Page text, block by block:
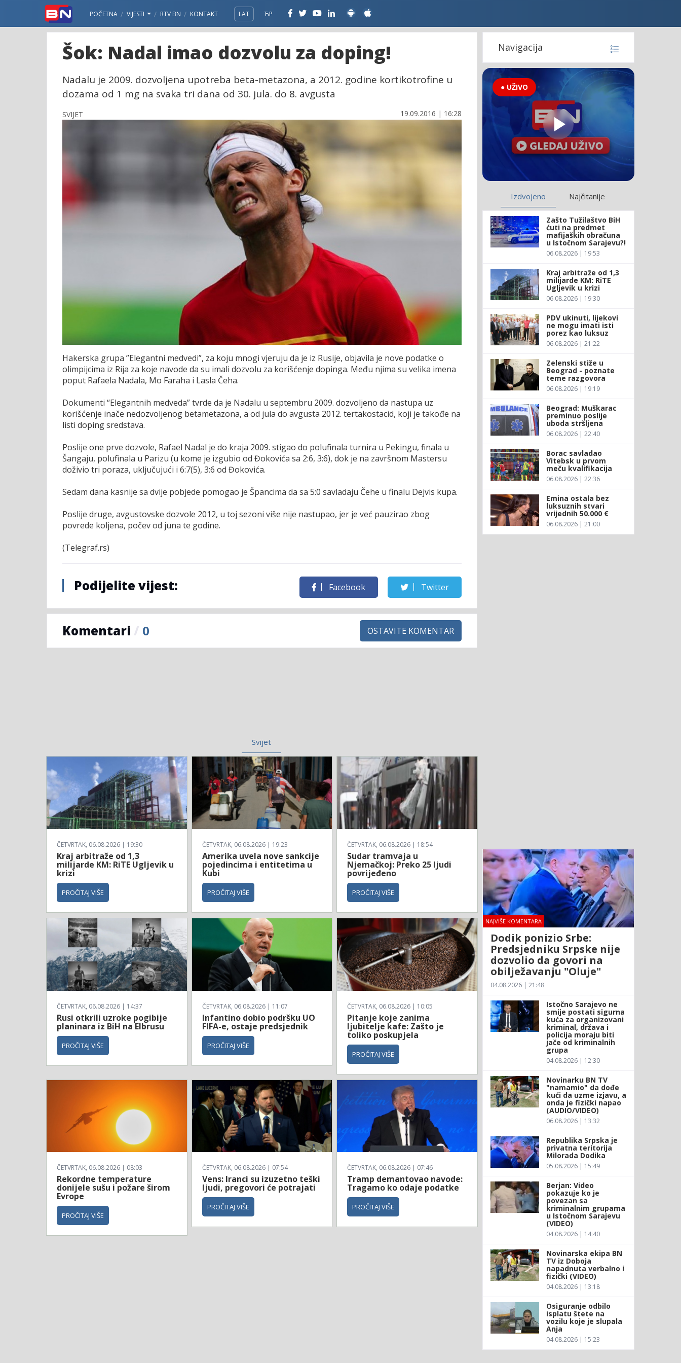
POČETNA VIJESTI RTV BN KONTAKT LAT ЋР
Šok: Nadal imao dozvolu za doping!
Nadalu je 2009. dozvoljena upotreba beta-metazona, a 2012. godine kortikotrofine u
dozama od 1 mg na svaka tri dana od 30. jula. do 8. avgusta
SVIJET 19.09.2016 | 16:28
Hakerska grupa ”Elegantni medvedi”, za koju mnogi vjeruju da je iz Rusije, objavila je nove podatke o
olimpijcima iz Rija za koje navode da su imali dozvolu za korišćenje dopinga. Među njima su velika imena
poput Rafaela Nadala, Mo Faraha i Lasla Čeha.
Dokumenti “Elegantnih medveda” tvrde da je Nadalu u septembru 2009. dozvoljeno da nastupa uz
korišćenje inače nedozvoljenog betametazona, a od jula do avgusta 2012. tertakostacid, koji je takođe na
listi doping sredstava.
Poslije one prve dozvole, Rafael Nadal je do kraja 2009. stigao do polufinala turnira u Pekingu, finala u
Šangaju, polufinala u Parizu (u kome je izgubio od Đokovića sa 2:6, 3:6), dok je na završnom Mastersu
doživio tri poraza, uključujući i 6:7(5), 3:6 od Đokovića.
Sedam dana kasnije sa dvije pobjede pomogao je Špancima da sa 5:0 savladaju Čehe u finalu Dejvis kupa.
Poslije druge, avgustovske dozvole 2012, u toj sezoni više nije nastupao, jer je već pauzirao zbog
povrede koljena, počev od juna te godine.
(Telegraf.rs)
Podijelite vijest: Facebook Twitter
Komentari / 0 OSTAVITE KOMENTAR
Svijet
ČETVRTAK, 06.08.2026 | 19:30
Kraj arbitraže od 1,3
milijarde KM: RiTE Ugljevik u
krizi
PROČITAJ VIŠE
ČETVRTAK, 06.08.2026 | 19:23
Amerika uvela nove sankcije
pojedincima i entitetima u
Kubi
PROČITAJ VIŠE
ČETVRTAK, 06.08.2026 | 18:54
Sudar tramvaja u
Njemačkoj: Preko 25 ljudi
povrijeđeno
PROČITAJ VIŠE
ČETVRTAK, 06.08.2026 | 14:37
Rusi otkrili uzroke pogibije
planinara iz BiH na Elbrusu
PROČITAJ VIŠE
ČETVRTAK, 06.08.2026 | 11:07
Infantino dobio podršku UO
FIFA-e, ostaje predsjednik
PROČITAJ VIŠE
ČETVRTAK, 06.08.2026 | 10:05
Pitanje koje zanima
ljubitelje kafe: Zašto je
toliko poskupjela
PROČITAJ VIŠE
ČETVRTAK, 06.08.2026 | 08:03
Rekordne temperature
donijele sušu i požare širom
Evrope
PROČITAJ VIŠE
ČETVRTAK, 06.08.2026 | 07:54
Vens: Iranci su izuzetno teški
ljudi, pregovori će potrajati
PROČITAJ VIŠE
ČETVRTAK, 06.08.2026 | 07:46
Tramp demantovao navode:
Tragamo ko odaje podatke
PROČITAJ VIŠE
Navigacija
● UŽIVO
Izdvojeno Najčitanije
Zašto Tužilaštvo BiH
ćuti na predmet
mafijaških obračuna
u Istočnom Sarajevu?!
06.08.2026 | 19:53
Kraj arbitraže od 1,3
milijarde KM: RiTE
Ugljevik u krizi
06.08.2026 | 19:30
PDV ukinuti, lijekovi
ne mogu imati isti
porez kao luksuz
06.08.2026 | 21:22
Zelenski stiže u
Beograd - poznate
teme razgovora
06.08.2026 | 19:19
Beograd: Muškarac
preminuo poslije
uboda stršljena
06.08.2026 | 22:40
Borac savladao
Vitebsk u prvom
meču kvalifikacija
06.08.2026 | 22:36
Emina ostala bez
luksuznih stvari
vrijednih 50.000 €
06.08.2026 | 21:00
NAJVIŠE KOMENTARA
Dodik ponizio Srbe:
Predsjedniku Srpske nije
dozvolio da govori na
obilježavanju "Oluje"
04.08.2026 | 21:48
Istočno Sarajevo ne
smije postati sigurna
kuća za organizovani
kriminal, država i
policija moraju biti
jače od kriminalnih
grupa
04.08.2026 | 12:30
Novinarku BN TV
"namamio" da dođe
kući da uzme izjavu, a
onda je fizički napao
(AUDIO/VIDEO)
06.08.2026 | 13:32
Republika Srpska je
privatna teritorija
Milorada Dodika
05.08.2026 | 15:49
Berjan: Video
pokazuje ko je
povezan sa
kriminalnim grupama
u Istočnom Sarajevu
(VIDEO)
04.08.2026 | 14:40
Novinarska ekipa BN
TV iz Doboja
napadnuta verbalno i
fizički (VIDEO)
04.08.2026 | 13:18
Osiguranje odbilo
isplatu štete na
vozilu koje je slupala
Anja
04.08.2026 | 15:23